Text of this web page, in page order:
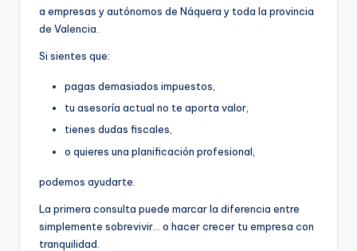
a empresas y autónomos de Náquera y toda la provincia
de Valencia.
Si sientes que:
pagas demasiados impuestos,
tu asesoría actual no te aporta valor,
tienes dudas fiscales,
o quieres una planificación profesional,
podemos ayudarte.
La primera consulta puede marcar la diferencia entre
simplemente sobrevivir… o hacer crecer tu empresa con
tranquilidad.